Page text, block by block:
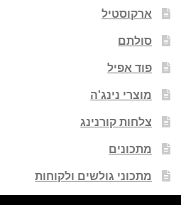
ארקוסטיל
סולתם
פוד אפיל
מוצרי נינג'ה
צלחות קורנינג
מתכונים
מתכוני גולשים ולקוחות